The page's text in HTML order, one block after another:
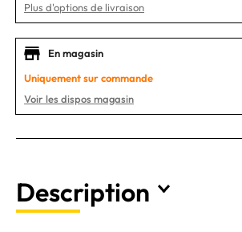
Plus d'options de livraison
En magasin
Uniquement sur commande
Voir les dispos magasin
Description